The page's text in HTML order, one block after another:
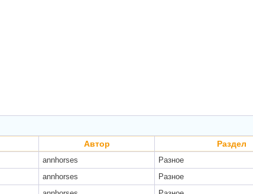
Автор Раздел
annhorses Разное
annhorses Разное